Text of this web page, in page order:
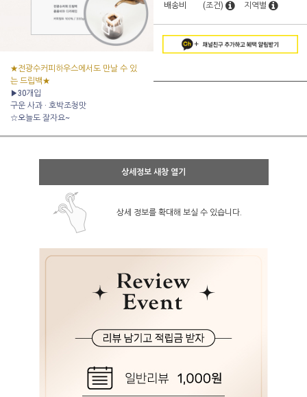
★전광수커피하우스에서도 만날 수 있
는 드립백★
▶30개입
구운 사과 · 호박조청맛
☆오늘도 잘자요~
배송비 (조건) 지역별
상세정보 새창 열기
상세 정보를 확대해 보실 수 있습니다.